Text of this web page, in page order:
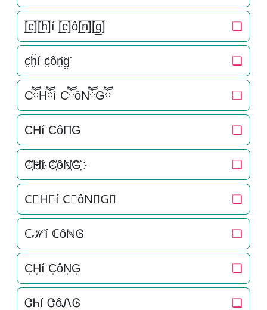
[̲̅c̲̅][̲̅h̲̅]í [̲̅c̲̅]ô[̲̅n̲̅][̲̅g̲̅] ❏
c̤̈ḧ̤í c̤̈ôn̤̈g̤̈ ❏
CཽHཽí CཽôNཽGཽ ❏
CHí CôΠG ❏
C҉H҉í C҉ôN҉G҉ ❏
C⃜H⃜í C⃜ôN⃜G⃜ ❏
ℂℋí ℂôℕᎶ ❏
C͎H͎í C͎ôN͎G͎ ❏
ᏣᏂí ᏣôᏁᎶ ❏